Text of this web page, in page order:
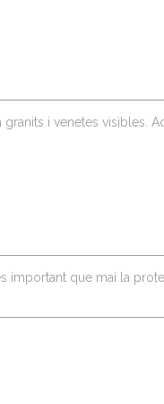
i venetes visibles.
important que mai la